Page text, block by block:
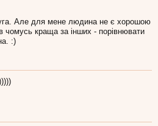
Але для мене людина не є хорошою
чомусь краща за інших - порівнювати
:)